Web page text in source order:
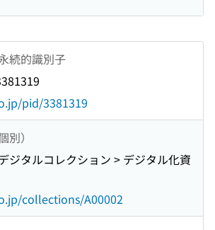
続的識別子
pid/3381319
別）
ジタルコレクション > デジタル化資
collections/A00002